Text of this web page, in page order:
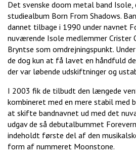
Det svenske doom metal band Isole,
studiealbum Born From Shadows.
dannet tilbage i 1990 under navnet
nuværende Isole medlemmer Crister
Bryntse som omdrejningspunkt.
de dog kun at få lavet en håndfuld
der var løbende udskiftninger og
I 2003 fik de tilbudt den længede
kombineret med en mere stabil med
at skifte bandnavnet ud med det
udgav de så debutalbummet
indeholdt første del af den
form af nummeret Moonstone.